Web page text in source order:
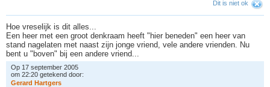
Dit is niet ok
Hoe vreselijk is dit alles...
Een heer met een groot denkraam heeft "hier beneden" een heer van
stand nagelaten met naast zijn jonge vriend, vele andere vrienden. Nu
bent u "boven" bij een andere vriend...
Op 17 september 2005
om 22:20 getekend door:
Gerard Hartgers